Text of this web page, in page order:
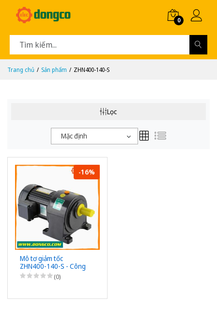
0
Trang chủ Sản phẩm ZHN400-140-S
Lọc
Mặc định
-16%
Mô tơ giảm tốc
ZHN400-140-S - Công
suất 400W (1/2HP) -
1/140 - Chân đế - 3Pha
(0)